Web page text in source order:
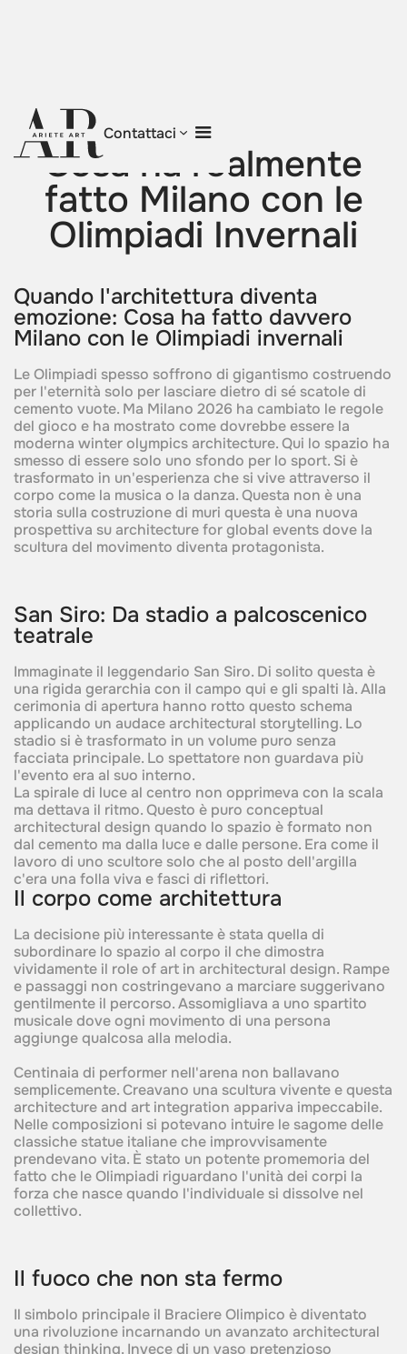
Contattaci
Torna al blog
Cosa ha realmente
fatto Milano con le
Olimpiadi Invernali
Quando l'architettura diventa
emozione: Cosa ha fatto davvero
Milano con le Olimpiadi invernali
Le Olimpiadi spesso soffrono di gigantismo costruendo
per l'eternità solo per lasciare dietro di sé scatole di
cemento vuote. Ma Milano 2026 ha cambiato le regole
del gioco e ha mostrato come dovrebbe essere la
moderna winter olympics architecture. Qui lo spazio ha
smesso di essere solo uno sfondo per lo sport. Si è
trasformato in un'esperienza che si vive attraverso il
corpo come la musica o la danza. Questa non è una
storia sulla costruzione di muri questa è una nuova
prospettiva su architecture for global events dove la
scultura del movimento diventa protagonista.
San Siro: Da stadio a palcoscenico
teatrale
Immaginate il leggendario San Siro. Di solito questa è
una rigida gerarchia con il campo qui e gli spalti là. Alla
cerimonia di apertura hanno rotto questo schema
applicando un audace architectural storytelling. Lo
stadio si è trasformato in un volume puro senza
facciata principale. Lo spettatore non guardava più
l'evento era al suo interno.
La spirale di luce al centro non opprimeva con la scala
ma dettava il ritmo. Questo è puro conceptual
architectural design quando lo spazio è formato non
dal cemento ma dalla luce e dalle persone. Era come il
lavoro di uno scultore solo che al posto dell'argilla
c'era una folla viva e fasci di riflettori.
Il corpo come architettura
La decisione più interessante è stata quella di
subordinare lo spazio al corpo il che dimostra
vividamente il role of art in architectural design. Rampe
e passaggi non costringevano a marciare suggerivano
gentilmente il percorso. Assomigliava a uno spartito
musicale dove ogni movimento di una persona
aggiunge qualcosa alla melodia.
Centinaia di performer nell'arena non ballavano
semplicemente. Creavano una scultura vivente e questa
architecture and art integration appariva impeccabile.
Nelle composizioni si potevano intuire le sagome delle
classiche statue italiane che improvvisamente
prendevano vita. È stato un potente promemoria del
fatto che le Olimpiadi riguardano l'unità dei corpi la
forza che nasce quando l'individuale si dissolve nel
collettivo.
Il fuoco che non sta fermo
Il simbolo principale il Braciere Olimpico è diventato
una rivoluzione incarnando un avanzato architectural
design thinking. Invece di un vaso pretenzioso